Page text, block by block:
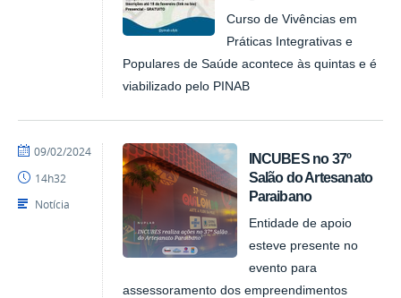
Curso de Vivências em
Práticas Integrativas e
Populares de Saúde acontece às quintas e é
viabilizado pelo PINAB
INCUBES no 37º
Salão do Artesanato
Paraibano
Entidade de apoio
esteve presente no
evento para
assessoramento dos empreendimentos
por
publicado
09/02/2024
14h32
Notícia